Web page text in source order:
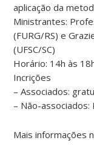
aplicação da
Ministrantes:
(FURG/RS) e
(UFSC/SC)
Horário: 14h às
Incrições
– Associados:
– Não-associados:
Mais informações